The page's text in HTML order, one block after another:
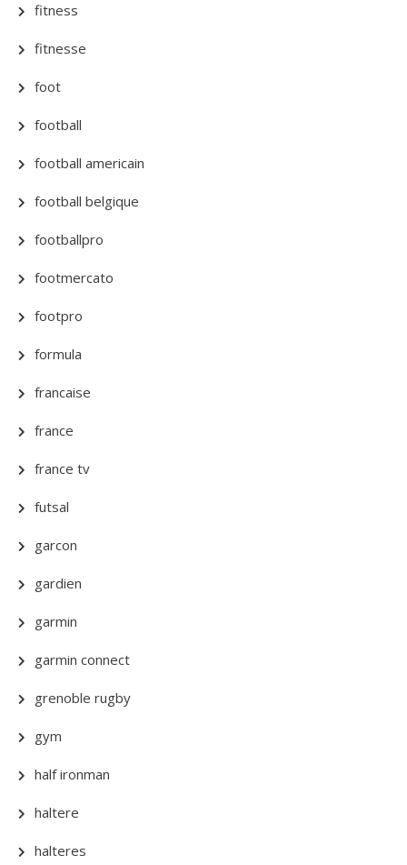
fitness
fitnesse
foot
football
football americain
football belgique
footballpro
footmercato
footpro
formula
francaise
france
france tv
futsal
garcon
gardien
garmin
garmin connect
grenoble rugby
gym
half ironman
haltere
halteres